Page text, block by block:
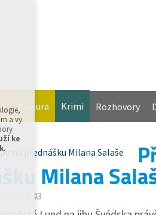
Kultura Krimi Rozhovory
Milana
2022 9:43
a vy
ke
.